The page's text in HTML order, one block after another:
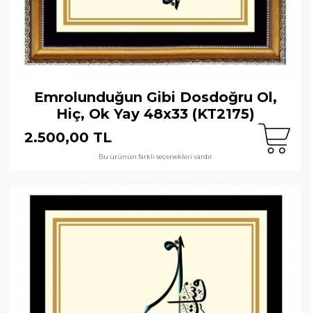
Emrolunduğun Gibi Dosdoğru Ol,
Hiç, Ok Yay 48x33 (KT2175)
2.500,00 TL
Bu ürünün farklı seçenekleri vardır